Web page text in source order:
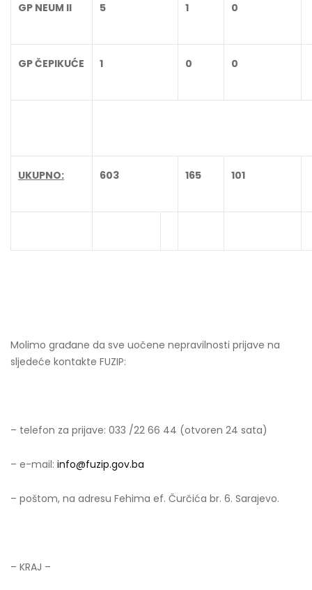
GP NEUM II 5 1 0
GP ČEPIKUĆE 1 0 0
UKUPNO: 603 165 101
Molimo građane da sve uočene nepravilnosti prijave na
sljedeće kontakte FUZIP:
– telefon za prijave: 033 /22 66 44 (otvoren 24 sata)
– e-mail: info@fuzip.gov.ba
– poštom, na adresu Fehima ef. Čurčića br. 6. Sarajevo.
– KRAJ –